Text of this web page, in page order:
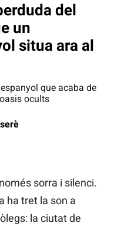
del
un
situa ara al
que acaba de
ocults
sorra i silenci.
ha tret la son a
la ciutat de